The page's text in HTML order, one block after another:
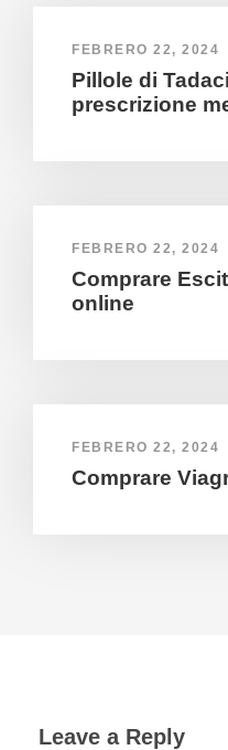
FEBRERO 22, 2024
Pillole di
prescrizione
FEBRERO 22, 2024
Comprare
online
FEBRERO 22, 2024
Comprare
Leave a Reply